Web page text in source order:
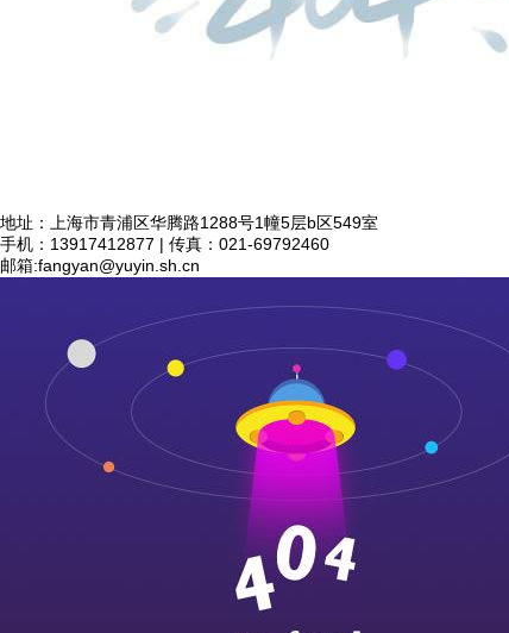
地址：上海市青浦区华腾路1288号1幢5层b区549室
手机：13917412877 | 传真：021-69792460
邮箱:fangyan@yuyin.sh.cn